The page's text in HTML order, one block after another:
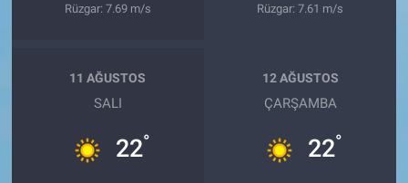
Rüzgar: 7.69 m/s
Rüzgar: 7.61 m/s
11 AĞUSTOS
SALI
22°
12 AĞUSTOS
ÇARŞAMBA
22°